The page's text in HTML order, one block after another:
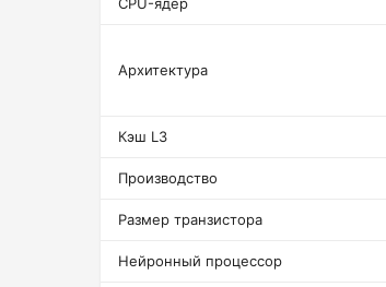
Архитектура
Кэш L3
Производство
Размер транзистора
Нейронный процессор